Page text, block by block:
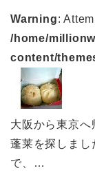
Warning:
/home/
content/
大阪から東京へ
蓬莱を探しまし
で、…